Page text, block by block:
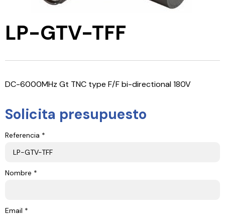
LP-GTV-TFF
DC-6000MHz Gt TNC type F/F bi-directional 180V
Solicita presupuesto
Referencia *
Nombre *
Email *